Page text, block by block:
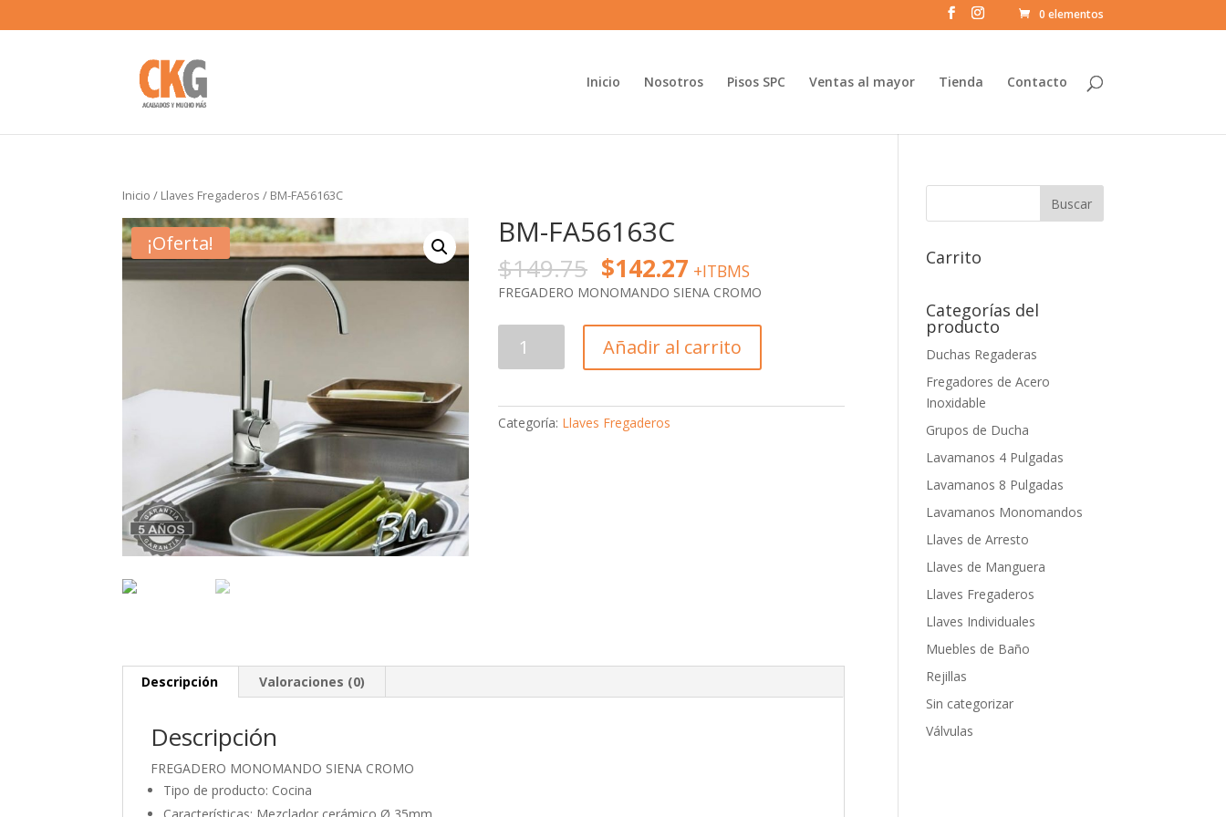
0 elementos
Inicio Nosotros Pisos SPC Ventas al mayor Tienda Contacto
Inicio / Llaves Fregaderos / BM-FA56163C
¡Oferta! BM-FA56163C
$149.75 $142.27 +ITBMS
FREGADERO MONOMANDO SIENA CROMO
FA56163C
Añadir al carrito
Categoría: Llaves Fregaderos
Descripción Valoraciones (0)
Descripción
FREGADERO MONOMANDO SIENA CROMO
Tipo de producto: Cocina
Características: Mezclador cerámico Ø 35mm
Carrito
Categorías del
producto
Duchas Regaderas
Fregadores de Acero
Inoxidable
Grupos de Ducha
Lavamanos 4 Pulgadas
Lavamanos 8 Pulgadas
Lavamanos Monomandos
Llaves de Arresto
Llaves de Manguera
Llaves Fregaderos
Llaves Individuales
Muebles de Baño
Rejillas
Sin categorizar
Válvulas